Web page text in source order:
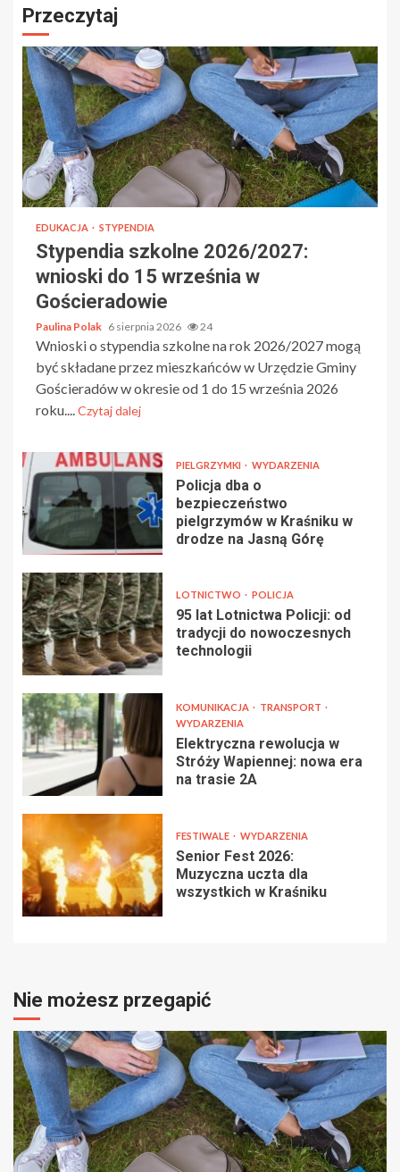
Przeczytaj
EDUKACJA STYPENDIA
Stypendia szkolne 2026/2027:
wnioski do 15 września w
Gościeradowie
Paulina Polak 6 sierpnia 2026 24
Wnioski o stypendia szkolne na rok 2026/2027 mogą
być składane przez mieszkańców w Urzędzie Gminy
Gościeradów w okresie od 1 do 15 września 2026
roku....Czytaj dalej
PIELGRZYMKI WYDARZENIA
Policja dba o
bezpieczeństwo
pielgrzymów w Kraśniku w
drodze na Jasną Górę
LOTNICTWO POLICJA
95 lat Lotnictwa Policji: od
tradycji do nowoczesnych
technologii
KOMUNIKACJA
TRANSPORT
WYDARZENIA
Elektryczna rewolucja w
Stróży Wapiennej: nowa era
na trasie 2A
FESTIWALE WYDARZENIA
Senior Fest 2026:
Muzyczna uczta dla
wszystkich w Kraśniku
Nie możesz przegapić